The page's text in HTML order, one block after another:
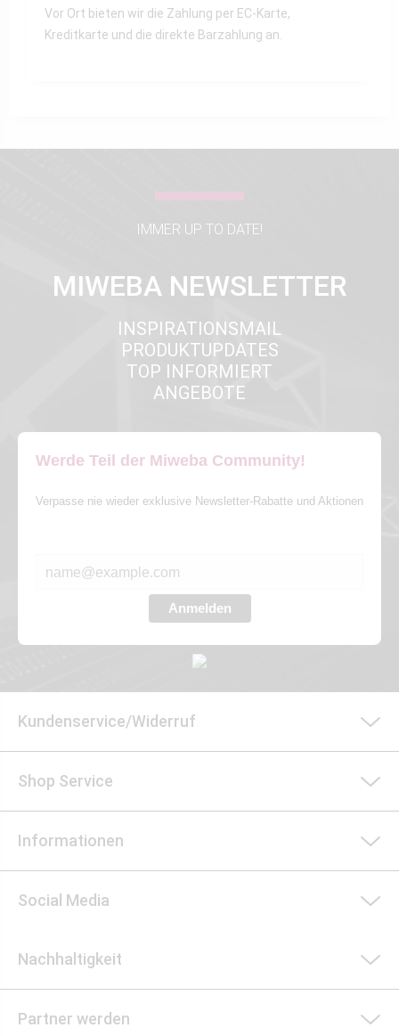
Vor Ort bieten wir die Zahlung per EC-Karte,
Kreditkarte und die direkte Barzahlung an.
IMMER UP TO DATE!
MIWEBA NEWSLETTER
INSPIRATIONSMAIL
PRODUKTUPDATES
TOP INFORMIERT
ANGEBOTE
Werde Teil der Miweba Community!
Verpasse nie wieder exklusive Newsletter-Rabatte und Aktionen
Anmelden
Kundenservice/Widerruf
Shop Service
Informationen
Social Media
Nachhaltigkeit
Partner werden